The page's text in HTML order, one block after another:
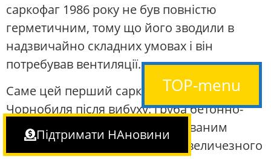
саркофаг 1986 року не був повністю
герметичним, тому що його зводили в
надзвичайно складних умовах і він
потребував вентиляції.
Саме цей перший саркофаг став символом
Чорнобиля після вибуху: груба бетонно-
металева оболонка над зруйнованим
реактором, побудована ціною величезного
TOP-menu
Підтримати НАновини